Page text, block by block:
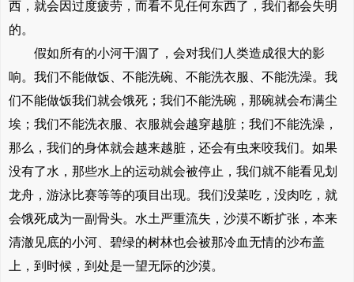
西，就会因过度疲劳，而看不见任何东西了，我们都会失明
的。
假如所有的小河干涸了，会对我们人类造成很大的影
响。我们不能做饭、不能洗碗、不能洗衣服、不能洗澡。我
们不能做饭我们就会饿死；我们不能洗碗，那碗就会布满尘
埃；我们不能洗衣服、衣服就会越穿越脏；我们不能洗澡，
那么，我们的身体就会越来越脏，还会有虫来咬我们。如果
没有了水，那些水上的运动就会被停止，我们就不能看见划
龙舟，游泳比赛等等的项目出现。我们没菜吃，没肉吃，就
会饿死成为一副骨头。水土严重流失，沙漠不断扩张，本来
清澈见底的小河、碧绿的树林也会被那冷血无情的沙布盖
上，到时候，到处是一望无际的沙漠。